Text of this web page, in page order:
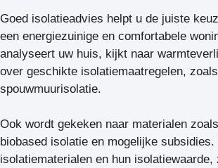
Goed isolatieadvies helpt u de juiste
een energiezuinige en comfortabele
analyseert uw huis, kijkt naar
over geschikte isolatiemaatregelen,
spouwmuurisolatie.
Ook wordt gekeken naar materialen
biobased isolatie en mogelijke
isolatiematerialen en hun isolatiewaarde,